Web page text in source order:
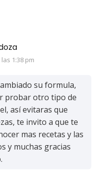
1:38 pm
su formula,
probar otro tipo de
así evitaras que
te invito a que te
mas recetas y las
y muchas gracias